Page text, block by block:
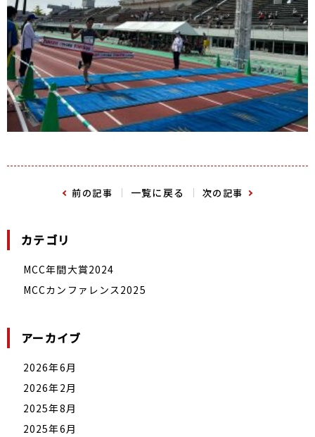
前の記事 一覧に戻る 次の記事
カテゴリ
MCC年間大賞2024
MCCカンファレンス2025
アーカイブ
2026年6月
2026年2月
2025年8月
2025年6月